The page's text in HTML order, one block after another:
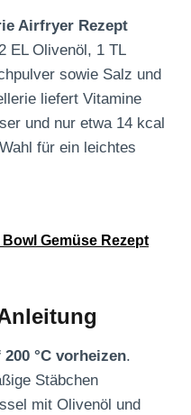
Airfryer Rezept
EL Olivenöl, 1 TL
sowie Salz und
liefert Vitamine
und nur etwa 14 kcal
für ein leichtes
Gemüse Rezept
°C vorheizen.
Stäbchen
mit Olivenöl und